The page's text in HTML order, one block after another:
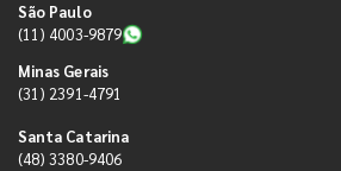
São Paulo
(11) 4003-9879
Minas Gerais
(31) 2391-4791
Santa Catarina
(48) 3380-9406